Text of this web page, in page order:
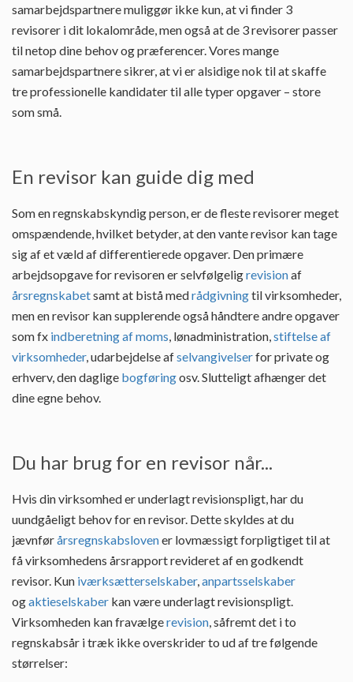
samarbejdspartnere muliggør ikke kun, at vi finder 3
revisorer i dit lokalområde, men også at de 3 revisorer passer
til netop dine behov og præferencer. Vores mange
samarbejdspartnere sikrer, at vi er alsidige nok til at skaffe
tre professionelle kandidater til alle typer opgaver – store
som små.
En revisor kan guide dig med
Som en regnskabskyndig person, er de fleste revisorer meget
omspændende, hvilket betyder, at den vante revisor kan tage
sig af et væld af differentierede opgaver. Den primære
arbejdsopgave for revisoren er selvfølgeligrevisionaf
årsregnskabetsamt at bistå medrådgivningtil virksomheder,
men en revisor kan supplerende også håndtere andre opgaver
som fx indberetning af moms, lønadministration,stiftelse af
virksomheder, udarbejdelse afselvangivelserfor private og
erhverv, den daglige bogføringosv. Slutteligt afhænger det
dine egne behov.
Du har brug for en revisor når...
Hvis din virksomhed er underlagt revisionspligt, har du
uundgåeligt behov for en revisor. Dette skyldes at du
jævnførårsregnskabslovener lovmæssigt forpligtiget til at
få virksomhedens årsrapport revideret af en godkendt
revisor. Kun iværksætterselskaber,anpartsselskaber
ogaktieselskaber kan være underlagt revisionspligt.
Virksomheden kan fravælgerevision, såfremt det i to
regnskabsår i træk ikke overskrider to ud af tre følgende
størrelser: